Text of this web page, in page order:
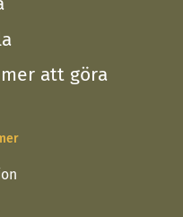
att göra